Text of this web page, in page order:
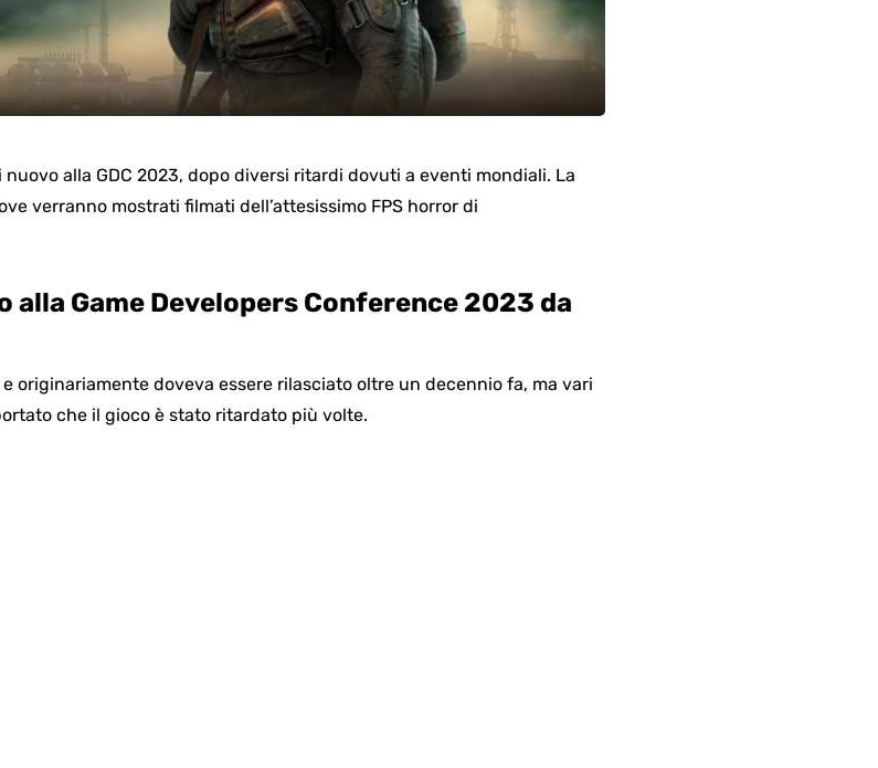
alla GDC 2023, dopo diversi ritardi dovuti a eventi mondiali. La
verranno mostrati filmati dell’attesissimo FPS horror di
alla Game Developers Conference 2023 da
e originariamente doveva essere rilasciato oltre un decennio fa, ma vari
che il gioco è stato ritardato più volte.